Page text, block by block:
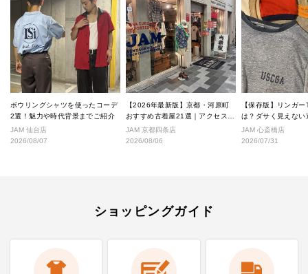
ボウリングシャツを使ったコーデ
2選！魅力や時代背景までご紹介
JAM 仙台店
2026/08/07
【2026年最新版】京都・河原町
おすすめ古着屋21選｜アクセス良
好な絶対行くべきショップ厳選！
JAM 京都四条店
2026/08/06
【保存版】リンガ
は？ダサく見えない
なし完全ガイド
JAM 心斎橋店
2026/07/31
ショッピングガイド